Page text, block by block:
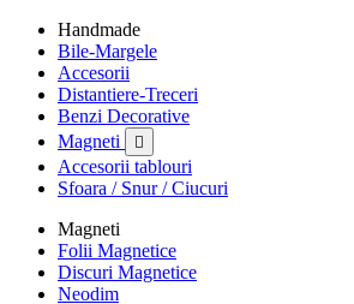
Handmade
Bile-Margele
Accesorii
Distantiere-Treceri
Benzi Decorative
Magneti

Accesorii tablouri
Sfoara / Snur / Ciucuri
Magneti
Folii Magnetice
Discuri Magnetice
Neodim